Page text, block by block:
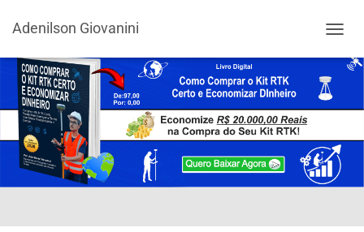
Adenilson Giovanini